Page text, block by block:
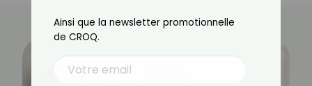
Ainsi que la newsletter promotionnelle
de CROQ.